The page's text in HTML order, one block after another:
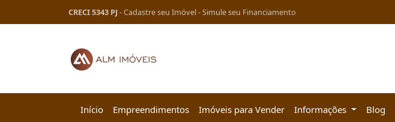
CRECI 5343 PJ -Cadastre seu Imóvel-Simule seu Financiamento
Início Empreendimentos Imóveis para Vender Informações Blog